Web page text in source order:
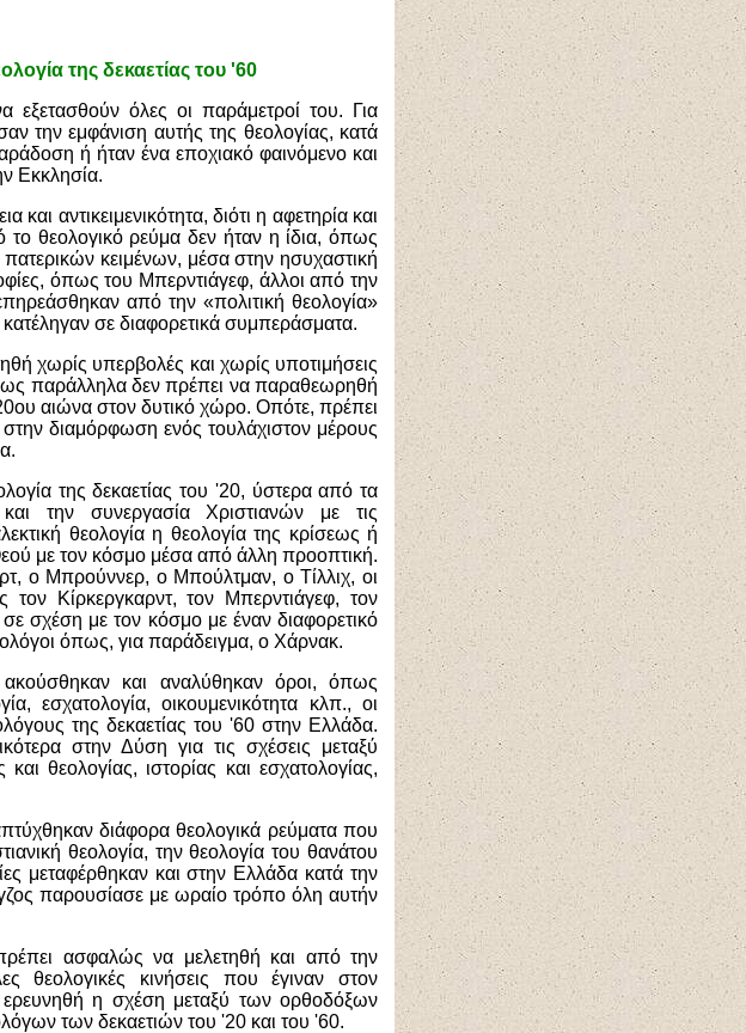
της δεκαετίας του '60
όλες οι παράμετροί του. Για
την εμφάνιση αυτής της θεολογίας, κατά
ή ήταν ένα εποχιακό φαινόμενο και
Εκκλησία.
αντικειμενικότητα, διότι η αφετηρία και
θεολογικό ρεύμα δεν ήταν η ίδια, όπως
κειμένων, μέσα στην ησυχαστική
όπως του Μπερντιάγεφ, άλλοι από την
από την «πολιτική θεολογία»
κατέληγαν σε διαφορετικά συμπεράσματα.
χωρίς υπερβολές και χωρίς υποτιμήσεις
παράλληλα δεν πρέπει να παραθεωρηθή
αιώνα στον δυτικό χώρο. Οπότε, πρέπει
διαμόρφωση ενός τουλάχιστον μέρους
της δεκαετίας του '20, ύστερα από τα
την συνεργασία Χριστιανών με τις
θεολογία η θεολογία της κρίσεως ή
με τον κόσμο μέσα από άλλη προοπτική.
ο Μπρούννερ, ο Μπούλτμαν, ο Τίλλιχ, οι
Κίρκεργκαρντ, τον Μπερντιάγεφ, τον
σε σχέση με τον κόσμο με έναν διαφορετικό
όπως, για παράδειγμα, ο Χάρνακ.
ακούσθηκαν και αναλύθηκαν όροι, όπως
εσχατολογία, οικουμενικότητα κλπ., οι
της δεκαετίας του '60 στην Ελλάδα.
στην Δύση για τις σχέσεις μεταξύ
θεολογίας, ιστορίας και εσχατολογίας,
διάφορα θεολογικά ρεύματα που
θεολογία, την θεολογία του θανάτου
μεταφέρθηκαν και στην Ελλάδα κατά την
παρουσίασε με ωραίο τρόπο όλη αυτήν
ασφαλώς να μελετηθή και από την
κινήσεις που έγιναν στον
ερευνηθή η σχέση μεταξύ των ορθοδόξων
των δεκαετιών του '20 και του '60.